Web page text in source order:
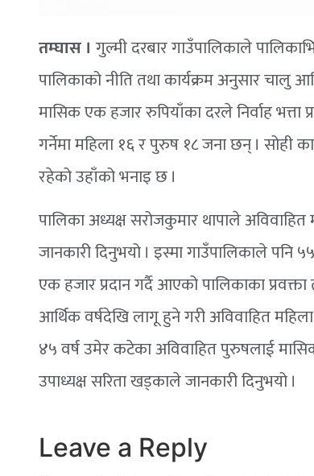
तम्घास । गुल्मी दरबार गाउँपालिकाले
पालिकाको नीति तथा कार्यक्रम अनुसार चालु
मासिक एक हजार रुपियाँका दरले निर्वाह भत्ता
गर्नेमा महिला १६ र पुरुष १८ जना छन् । सोही
रहेको उहाँको भनाइ छ ।
पालिका अध्यक्ष सरोजकुमार थापाले
जानकारी दिनुभयो । इस्मा गाउँपालिकाले
एक हजार प्रदान गर्दै आएको पालिकाका
आर्थिक वर्षदेखि लागू हुने गरी अविवाहित
४५ वर्ष उमेर कटेका अविवाहित पुरुषलाई
उपाध्यक्ष सरिता खड्काले जानकारी दिनुभयो ।
Leave a Reply